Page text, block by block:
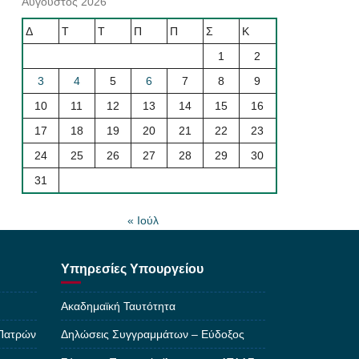
Δ Τ Τ Π Π Σ
Κ
1
2
3
4 5 6 7 8
9
10
11 12 13 14 15
16
17
18 19 20 21 22
23
24
25 26 27 28 29
30
31
« Ιούλ
Υπηρεσίες Υπουργείου
Ακαδημαϊκή Ταυτότητα
Δηλώσεις Συγγραμμάτων – Εύδοξος